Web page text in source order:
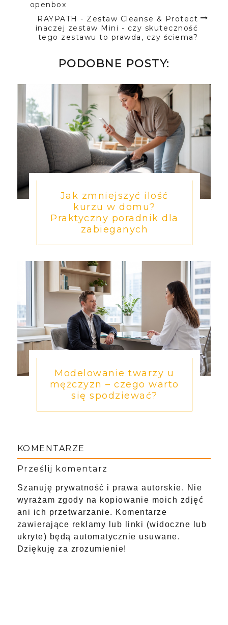
openbox
RAYPATH - Zestaw Cleanse & Protect
inaczej zestaw Mini - czy skuteczność
tego zestawu to prawda, czy ściema?
PODOBNE POSTY:
Jak zmniejszyć ilość
kurzu w domu?
Praktyczny poradnik dla
zabieganych
Modelowanie twarzy u
mężczyzn – czego warto
się spodziewać?
KOMENTARZE
Prześlij komentarz
Szanuję prywatność i prawa autorskie. Nie
wyrażam zgody na kopiowanie moich zdjęć
ani ich przetwarzanie. Komentarze
zawierające reklamy lub linki (widoczne lub
ukryte) będą automatycznie usuwane.
Dziękuję za zrozumienie!